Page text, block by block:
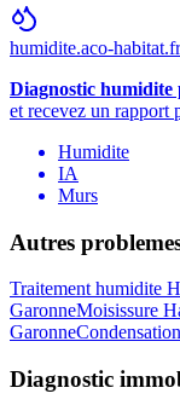
humidite.aco-habitat.fr
Diagnostic humidite
et recevez un rapport
Humidite
IA
Murs
Autres
Traitement humidite
GaronneMoisissure
GaronneCondensation
Diagnostic